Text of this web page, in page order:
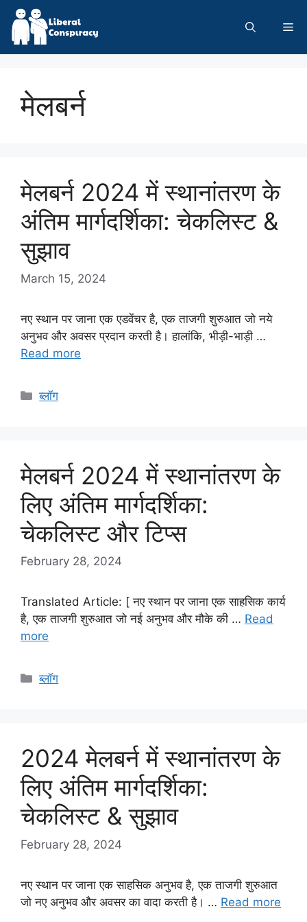
Skip
content
मेलबर्न
मेलबर्न 2024 में स्थानांतरण के
अंतिम मार्गदर्शिका: चेकलिस्ट &
सुझाव
March 15, 2024
नए स्थान पर जाना एक एडवेंचर है, एक ताजगी शुरुआत जो नये
अनुभव और अवसर प्रदान करती है। हालांकि, भीड़ी-भाड़ी …
Read more
Categories
ब्लॉग
मेलबर्न 2024 में स्थानांतरण के
लिए अंतिम मार्गदर्शिका:
चेकलिस्ट और टिप्स
February 28, 2024
Translated Article: [ नए स्थान पर जाना एक साहसिक कार्य
है, एक ताजगी शुरुआत जो नई अनुभव और मौके की … Read
more
Categories
ब्लॉग
2024 मेलबर्न में स्थानांतरण के
लिए अंतिम मार्गदर्शिका:
चेकलिस्ट & सुझाव
February 28, 2024
नए स्थान पर जाना एक साहसिक अनुभव है, एक ताजगी शुरुआत
जो नए अनुभव और अवसर का वादा करती है। … Read more